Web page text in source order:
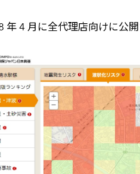
4 月に全代理店向けに公開